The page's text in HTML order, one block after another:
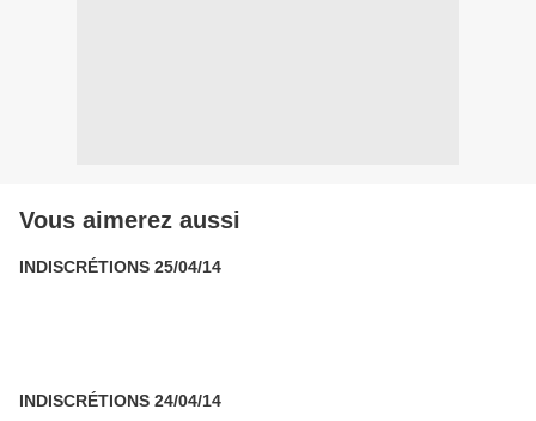
Vous aimerez aussi
INDISCRÉTIONS 25/04/14
INDISCRÉTIONS 24/04/14